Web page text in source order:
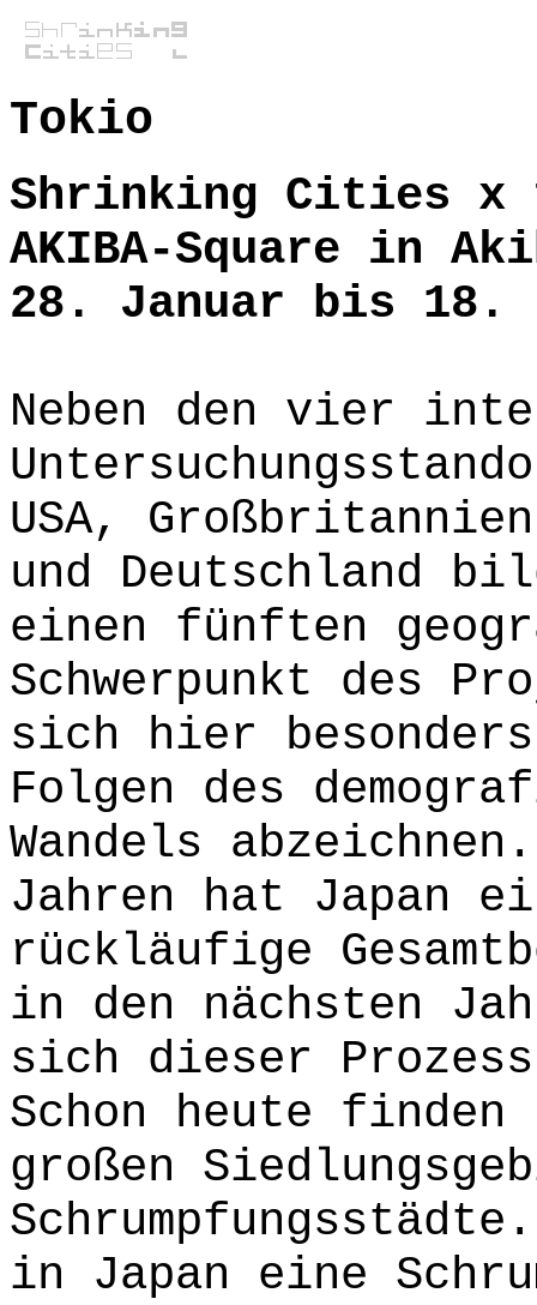
Tokio
Shrinking Cities
AKIBA-Square in
28. Januar bis 18.
Neben den vier
USA,
und Deutschland
einen fünften
Schwerpunkt des
sich hier
Folgen des
Wandels
Jahren hat Japan
rückläufige
in den nächsten
sich dieser
Schon heute
großen
in Japan eine